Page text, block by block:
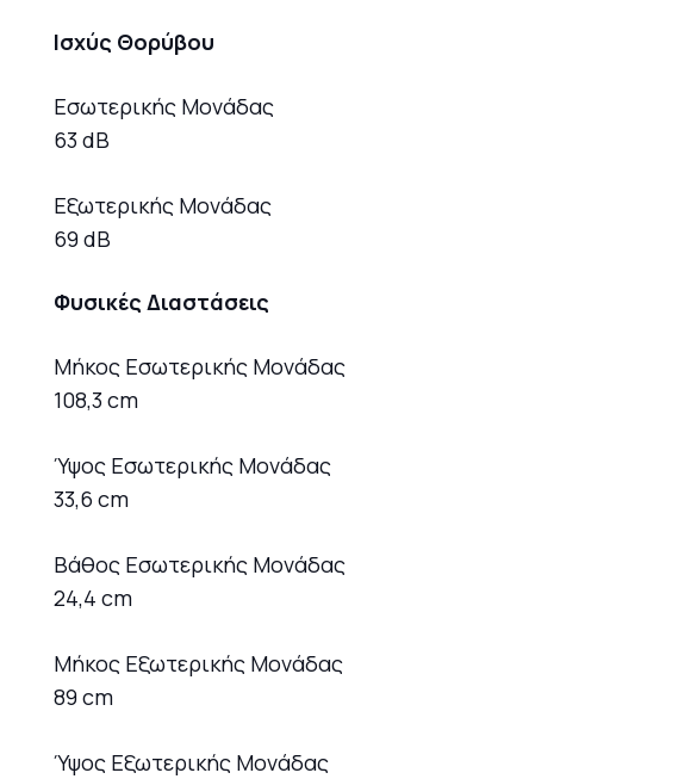
Ισχύς Θορύβου
Εσωτερικής Μονάδας
63 dB
Εξωτερικής Μονάδας
69 dB
Φυσικές Διαστάσεις
Μήκος Εσωτερικής Μονάδας
108,3 cm
Ύψος Εσωτερικής Μονάδας
33,6 cm
Βάθος Εσωτερικής Μονάδας
24,4 cm
Μήκος Εξωτερικής Μονάδας
89 cm
Ύψος Εξωτερικής Μονάδας